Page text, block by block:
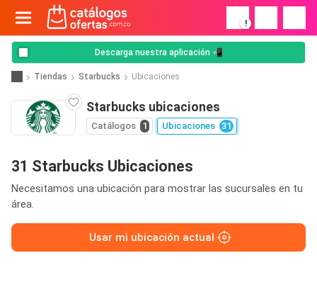
!
Descarga nuestra aplicación 📲
Tiendas Starbucks Ubicaciones
Starbucks ubicaciones
Catálogos 1 Ubicaciones 31
31 Starbucks Ubicaciones
Necesitamos una ubicación para mostrar las sucursales en tu
área.
Usar mi ubicación actual